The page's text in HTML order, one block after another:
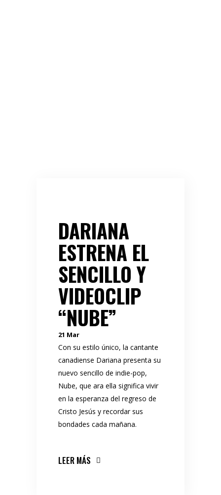
DARIANA
ESTRENA EL
SENCILLO Y
VIDEOCLIP
“NUBE”
21 Mar
Con su estilo único, la cantante
canadiense Dariana presenta su
nuevo sencillo de indie-pop,
Nube, que ara ella significa vivir
en la esperanza del regreso de
Cristo Jesús y recordar sus
bondades cada mañana.
LEER MÁS